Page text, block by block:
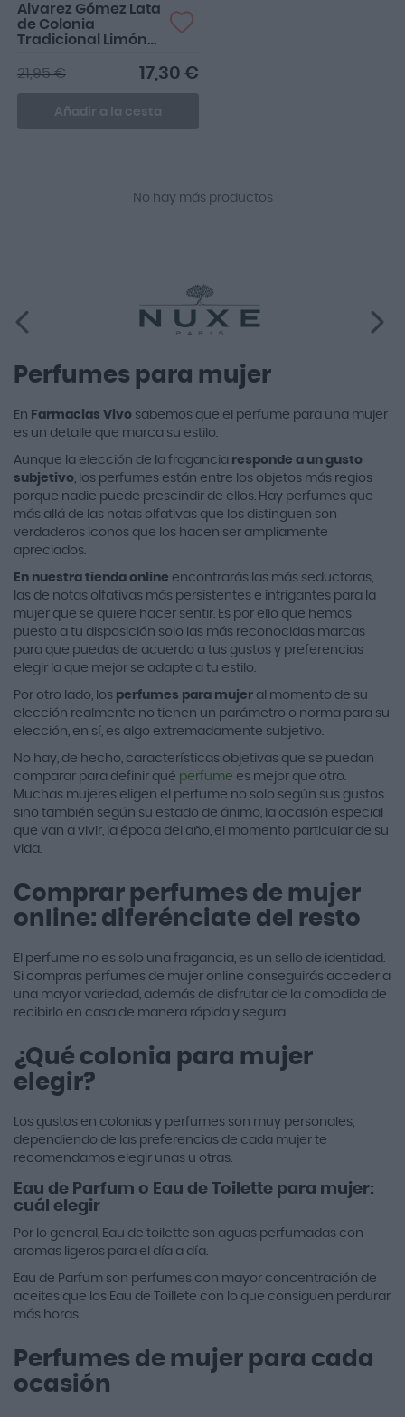
Alvarez Gómez Lata
de Colonia
Tradicional Limón
280ML
17,30 €
21,95 €
Añadir a la cesta
No hay más productos
Perfumes para mujer
En Farmacias Vivo sabemos que el perfume para una mujer
es un detalle que marca su estilo.
Aunque la elección de la fragancia responde a un gusto
subjetivo, los perfumes están entre los objetos más regios
porque nadie puede prescindir de ellos. Hay perfumes que
más allá de las notas olfativas que los distinguen son
verdaderos iconos que los hacen ser ampliamente
apreciados.
En nuestra tienda online encontrarás las más seductoras,
las de notas olfativas más persistentes e intrigantes para la
mujer que se quiere hacer sentir. Es por ello que hemos
puesto a tu disposición solo las más reconocidas marcas
para que puedas de acuerdo a tus gustos y preferencias
elegir la que mejor se adapte a tu estilo.
Por otro lado, los perfumes para mujer al momento de su
elección realmente no tienen un parámetro o norma para su
elección, en sí, es algo extremadamente subjetivo.
No hay, de hecho, características objetivas que se puedan
comparar para definir qué perfume es mejor que otro.
Muchas mujeres eligen el perfume no solo según sus gustos
sino también según su estado de ánimo, la ocasión especial
que van a vivir, la época del año, el momento particular de su
vida.
Comprar perfumes de mujer
online: diferénciate del resto
El perfume no es solo una fragancia, es un sello de identidad.
Si compras perfumes de mujer online conseguirás acceder a
una mayor variedad, además de disfrutar de la comodida de
recibirlo en casa de manera rápida y segura.
¿Qué colonia para mujer
elegir?
Los gustos en colonias y perfumes son muy personales,
dependiendo de las preferencias de cada mujer te
recomendamos elegir unas u otras.
Eau de Parfum o Eau de Toilette para mujer:
cuál elegir
Por lo general, Eau de toilette son aguas perfumadas con
aromas ligeros para el día a día.
Eau de Parfum son perfumes con mayor concentración de
aceites que los Eau de Toillete con lo que consiguen perdurar
más horas.
Perfumes de mujer para cada
ocasión